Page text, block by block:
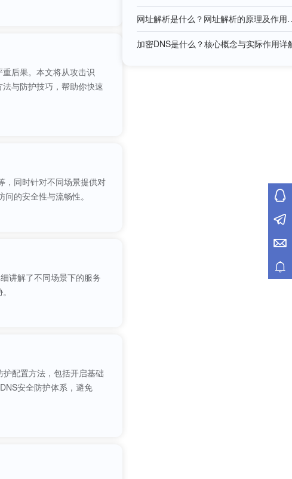
后果。本文将从攻击识
与防护技巧，帮助你快速
，同时针对不同场景提供对
的安全性与流畅性。
讲解了不同场景下的服务
配置方法，包括开启基础
安全防护体系，避免
网址解析是什
加密DNS是什么？核心概念与实际作用详